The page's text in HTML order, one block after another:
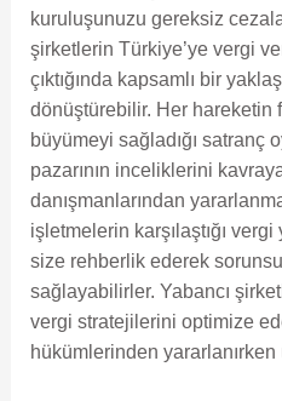
kuruluşunuzu gereksiz
şirketlerin Türkiye’ye vergi
çıktığında kapsamlı bir
dönüştürebilir. Her hareketin
büyümeyi sağladığı satranç
pazarının inceliklerini
danışmanlarından
işletmelerin karşılaştığı
size rehberlik ederek
sağlayabilirler. Yabancı
vergi stratejilerini optimize
hükümlerinden